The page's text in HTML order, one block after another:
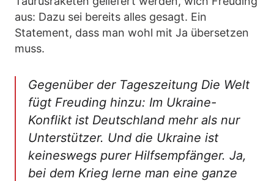
aus: Dazu sei bereits alles gesagt. Ein
Statement, dass man wohl mit Ja übersetzen
muss.
Gegenüber der Tageszeitung Die Welt
fügt Freuding hinzu: Im Ukraine-
Konflikt ist Deutschland mehr als nur
Unterstützer. Und die Ukraine ist
keineswegs purer Hilfsempfänger. Ja,
bei dem Krieg lerne man eine ganze